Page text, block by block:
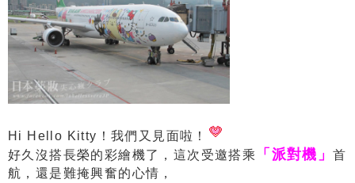
Hi Hello Kitty！我們又見面啦！
好久沒搭長榮的彩繪機了，這次受邀搭乘
「派對機」首
航，還是難掩興奮的心情，